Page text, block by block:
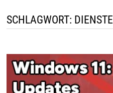
SCHLAGWORT: DIENSTE